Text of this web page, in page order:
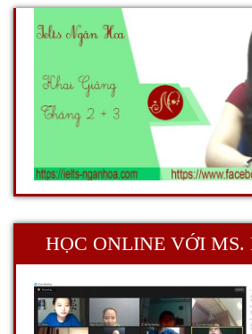
HỌC ONLINE VỚI